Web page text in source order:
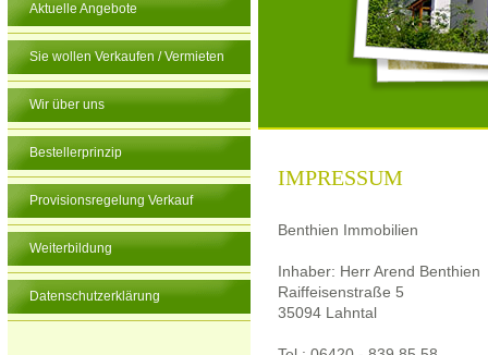
Aktuelle Angebote
Sie wollen Verkaufen / Vermieten
Wir über uns
Bestellerprinzip
Provisionsregelung Verkauf
Weiterbildung
Datenschutzerklärung
IMPRESSUM
Benthien Immobilien
Inhaber: Herr Arend Benthien
Raiffeisenstraße 5
35094 Lahntal